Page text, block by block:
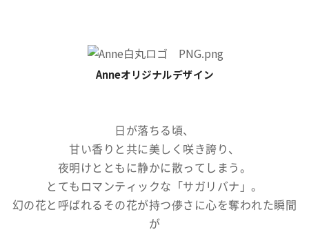
Anneオリジナルデザイン
日が落ちる頃、
甘い香りと共に美しく咲き誇り、
夜明けとともに静かに散ってしまう。
とてもロマンティックな「サガリバナ」。
幻の花と呼ばれるその花が持つ儚さに心を奪われた瞬間
が